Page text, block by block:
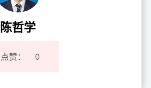
陈哲学
点赞： 0